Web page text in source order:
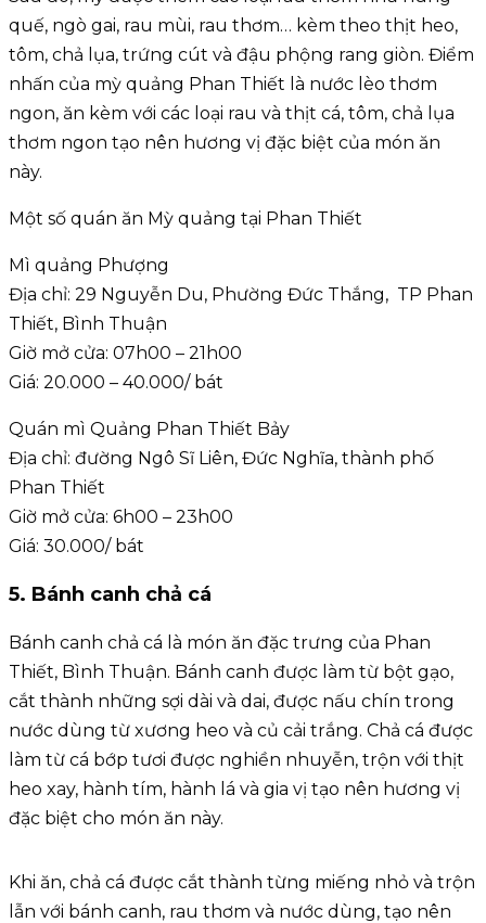
quế, ngò gai, rau mùi, rau thơm… kèm theo thịt heo,
tôm, chả lụa, trứng cút và đậu phộng rang giòn. Điểm
nhấn của mỳ quảng Phan Thiết là nước lèo thơm
ngon, ăn kèm với các loại rau và thịt cá, tôm, chả lụa
thơm ngon tạo nên hương vị đặc biệt của món ăn
này.
Một số quán ăn Mỳ quảng tại Phan Thiết
Mì quảng Phượng
Địa chỉ: 29 Nguyễn Du, Phường Đức Thắng, TP Phan
Thiết, Bình Thuận
Giờ mở cửa: 07h00 – 21h00
Giá: 20.000 – 40.000/ bát
Quán mì Quảng Phan Thiết Bảy
Địa chỉ: đường Ngô Sĩ Liên, Đức Nghĩa, thành phố
Phan Thiết
Giờ mở cửa: 6h00 – 23h00
Giá: 30.000/ bát
5. Bánh canh chả cá
Bánh canh chả cá là món ăn đặc trưng của Phan
Thiết, Bình Thuận. Bánh canh được làm từ bột gạo,
cắt thành những sợi dài và dai, được nấu chín trong
nước dùng từ xương heo và củ cải trắng. Chả cá được
làm từ cá bớp tươi được nghiền nhuyễn, trộn với thịt
heo xay, hành tím, hành lá và gia vị tạo nên hương vị
đặc biệt cho món ăn này.
Khi ăn, chả cá được cắt thành từng miếng nhỏ và trộn
lẫn với bánh canh, rau thơm và nước dùng, tạo nên